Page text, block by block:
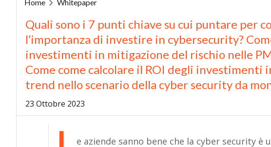
Home Whitepaper
Quali sono i 7 punti chiave su cui puntare per
l’importanza di investire in cybersecurity?
investimenti in mitigazione del rischio nelle
Come come calcolare il ROI degli investimenti
trend nello scenario della cyber security da
23 Ottobre 2023
e aziende sanno bene che la cyber security